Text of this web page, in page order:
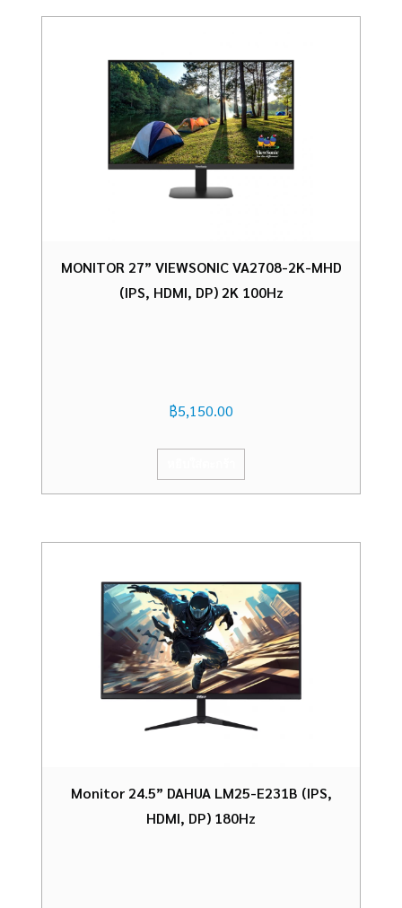
MONITOR 27” VIEWSONIC VA2708-2K-MHD
(IPS, HDMI, DP) 2K 100Hz
฿5,150.00
Monitor 24.5” DAHUA LM25-E231B (IPS,
HDMI, DP) 180Hz